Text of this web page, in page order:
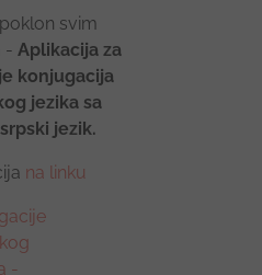
svim
- Aplikacija za
konjugacija
jezika sa
jezik.
na linku